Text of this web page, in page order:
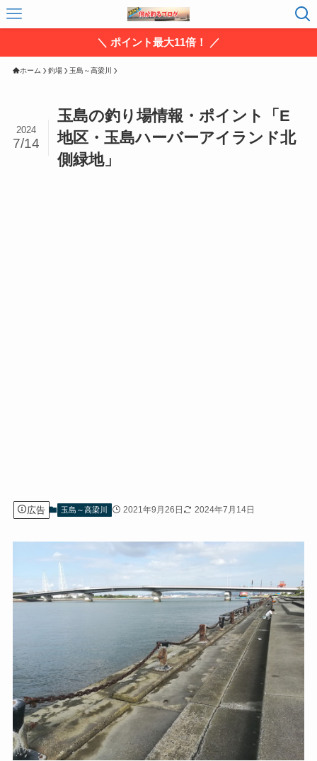
＼ ポイント最大11倍！ ／
ホーム 釣場 玉島～高梁川
玉島の釣り場情報・ポイント「E
地区・玉島ハーバーアイランド北
側緑地」
2024
7/14
広告 玉島～高梁川 2021年9月26日 2024年7月14日